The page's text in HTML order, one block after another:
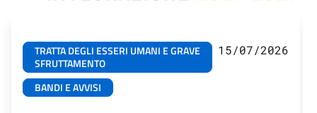
TRATTA DEGLI ESSERI UMANI E GRAVE
SFRUTTAMENTO
BANDI E AVVISI
15/07/2026